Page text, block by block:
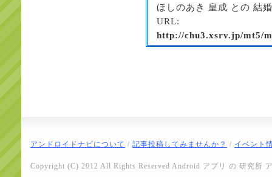
ほしのあき 皇成 との 結
URL:
http://chu3.xsrv.jp/mt5/
アンドロイドナビについて / 記事投稿してみませんか？ / イベント
Copyright (C) 2012 All Rights Reserved Android アプリ の 研究所